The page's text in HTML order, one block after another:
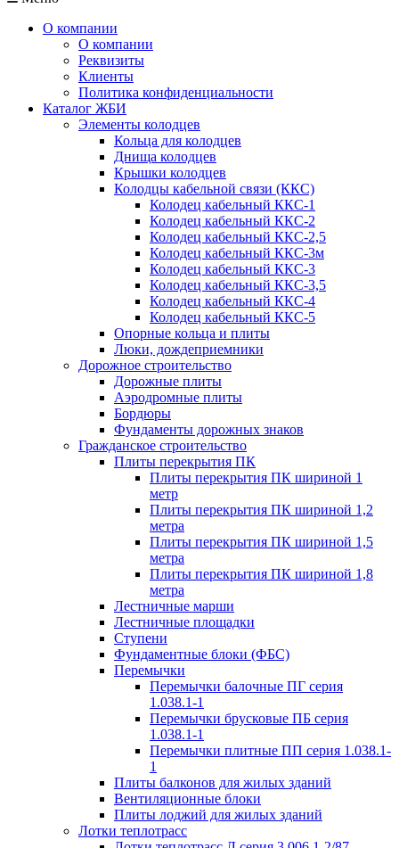
О компании
О компании
Реквизиты
Клиенты
Политика конфиденциальности
Каталог ЖБИ
Элементы колодцев
Кольца для колодцев
Днища колодцев
Крышки колодцев
Колодцы кабельной связи (ККС)
Колодец кабельный ККС-1
Колодец кабельный ККС-2
Колодец кабельный ККС-2,5
Колодец кабельный ККС-3м
Колодец кабельный ККС-3
Колодец кабельный ККС-3,5
Колодец кабельный ККС-4
Колодец кабельный ККС-5
Опорные кольца и плиты
Люки, дождеприемники
Дорожное строительство
Дорожные плиты
Аэродромные плиты
Бордюры
Фундаменты дорожных знаков
Гражданское строительство
Плиты перекрытия ПК
Плиты перекрытия ПК шириной 1
метр
Плиты перекрытия ПК шириной 1,2
метра
Плиты перекрытия ПК шириной 1,5
метра
Плиты перекрытия ПК шириной 1,8
метра
Лестничные марши
Лестничные площадки
Ступени
Фундаментные блоки (ФБС)
Перемычки
Перемычки балочные ПГ серия
1.038.1-1
Перемычки брусковые ПБ серия
1.038.1-1
Перемычки плитные ПП серия 1.038.1-
1
Плиты балконов для жилых зданий
Вентиляционные блоки
Плиты лоджий для жилых зданий
Лотки теплотрасс